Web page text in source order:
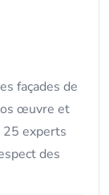
façades de
œuvre et
25 experts
des